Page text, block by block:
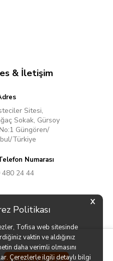
X
Politikası
Tofisa web sitesinde
vaktin ve aldığınız
daha verimli olmasını
Çerezlerle ilgili detaylı bilgi
& İletişim
Sitesi,
Sokak, Gürsoy
Güngören/
Türkiye
Numarası
480 24 44